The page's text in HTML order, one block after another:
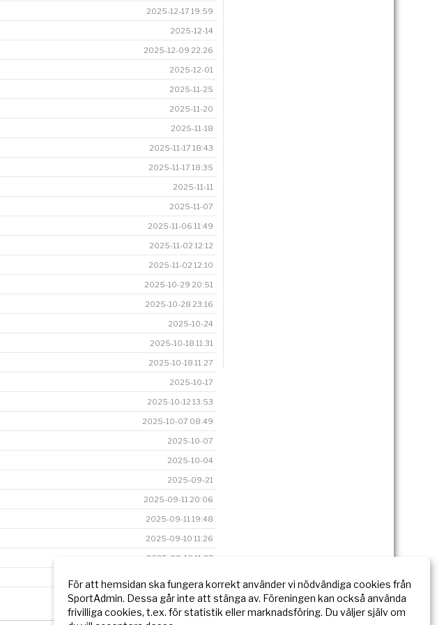
2025-12-17 19:59
2025-12-14
2025-12-09 22:26
2025-12-01
2025-11-25
2025-11-20
2025-11-18
2025-11-17 18:43
2025-11-17 18:35
2025-11-11
2025-11-07
2025-11-06 11:49
2025-11-02 12:12
2025-11-02 12:10
2025-10-29 20:51
2025-10-28 23:16
2025-10-24
2025-10-18 11:31
2025-10-18 11:27
2025-10-17
2025-10-12 13:53
2025-10-07 08:49
2025-10-07
2025-10-04
2025-09-21
2025-09-11 20:06
2025-09-11 19:48
2025-09-10 11:26
2025-09-10 11:23
2025-05-06 22:07
För att hemsidan ska fungera korrekt använder vi nödvändiga cookies från
SportAdmin. Dessa går inte att stänga av. Föreningen kan också använda
frivilliga cookies, t.ex. för statistik eller marknadsföring. Du väljer själv om